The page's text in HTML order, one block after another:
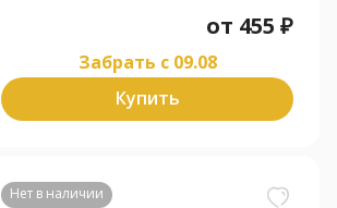
от 455 ₽
Забрать c 09.08
Купить
Нет в наличии